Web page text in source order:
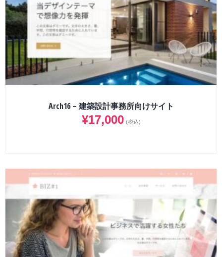
Arch16 – 建築設計事務所向けサイト
¥17,000 (税込)